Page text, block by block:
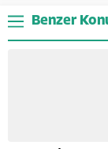
Benzer